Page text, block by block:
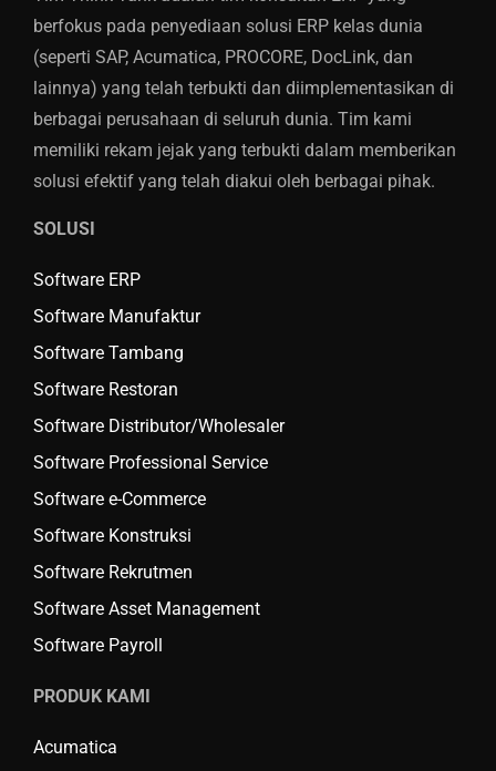
berfokus pada penyediaan solusi ERP kelas dunia
(seperti SAP, Acumatica, PROCORE, DocLink, dan
lainnya) yang telah terbukti dan diimplementasikan di
berbagai perusahaan di seluruh dunia. Tim kami
memiliki rekam jejak yang terbukti dalam memberikan
solusi efektif yang telah diakui oleh berbagai pihak.
SOLUSI
Software ERP
Software Manufaktur
Software Tambang
Software Restoran
Software Distributor/Wholesaler
Software Professional Service
Software e-Commerce
Software Konstruksi
Software Rekrutmen
Software Asset Management
Software Payroll
PRODUK KAMI
Acumatica